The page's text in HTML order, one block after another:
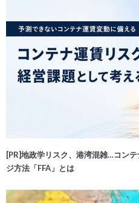
[PR]地政学リスク、港湾混雑…コン
ジ方法「FFA」とは